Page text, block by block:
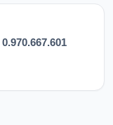
0.970.667.601